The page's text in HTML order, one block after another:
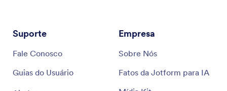
Suporte
Fale Conosco
Guias do Usuário
Empresa
Sobre Nós
Fatos da Jotform para IA